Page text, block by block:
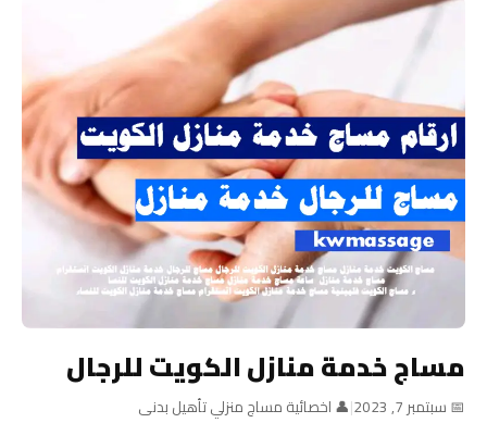
مساج خدمة منازل الكويت للرجال
📅 سبتمبر 7, 2023 |👤 اخصائية مساج منزلي تأهيل بدنى